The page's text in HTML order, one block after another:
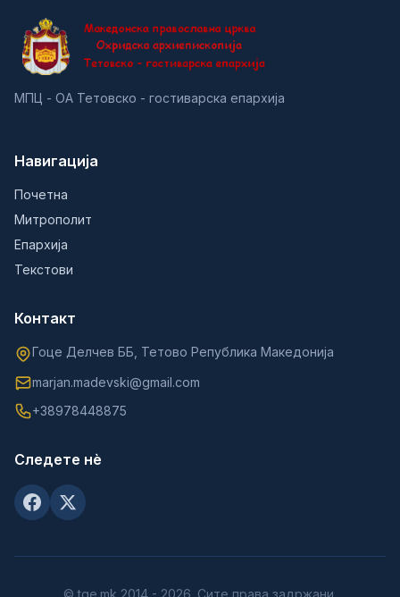
МПЦ - ОА Тетовско - гостиварска епархија
Навигација
Почетна
Митрополит
Епархија
Текстови
Контакт
Гоце Делчев ББ, Тетово Република Македонија
marjan.madevski@gmail.com
+38978448875
Следете нè
© tge.mk 2014 - 2026. Сите права задржани.